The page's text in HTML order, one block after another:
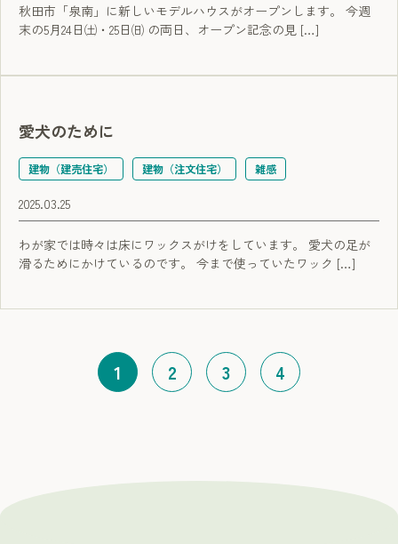
秋田市「泉南」に新しいモデルハウスがオープンします。 今週
末の5月24日㈯・25日㈰ の両日、オープン記念の見 […]
愛犬のために
建物（建売住宅） 建物（注文住宅） 雑感
2025.03.25
わが家では時々は床にワックスがけをしています。 愛犬の足が
滑るためにかけているのです。 今まで使っていたワック […]
1（現在のページ）
2 3 4